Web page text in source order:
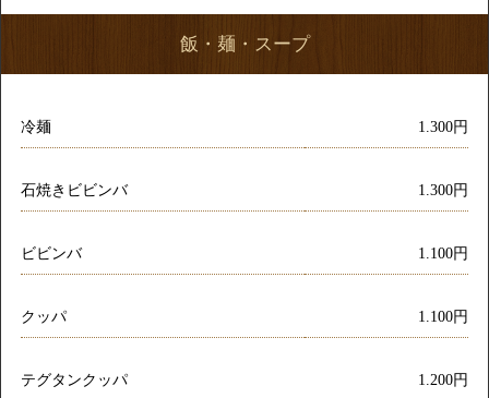
飯・麺・スープ
冷麺 1.300円
石焼きビビンバ 1.300円
ビビンバ 1.100円
クッパ 1.100円
テグタンクッパ 1.200円